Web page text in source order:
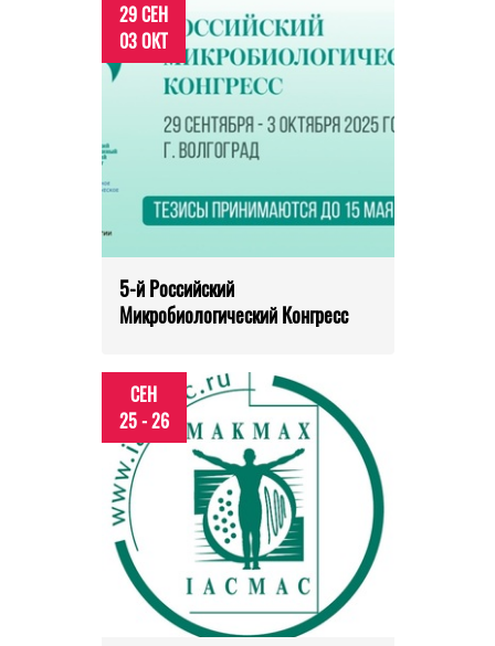
29 СЕН
03 ОКТ
5-й Российский
Микробиологический Конгресс
СЕН
25 - 26